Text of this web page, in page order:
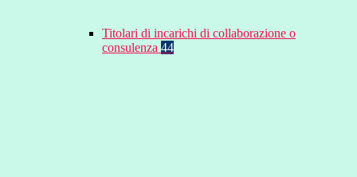
Titolari di incarichi di collaborazione o
consulenza 44